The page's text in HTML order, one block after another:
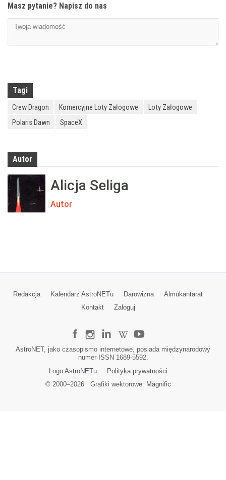
Masz pytanie? Napisz do nas
Tagi
Crew Dragon Komercyjne Loty Załogowe
Loty Załogowe
Polaris Dawn
SpaceX
Autor
Alicja Seliga
Autor
Redakcja Kalendarz AstroNETu Darowizna
Almukantarat
Kontakt
Zaloguj
AstroNET, jako czasopismo internetowe, posiada międzynarodowy
numer ISSN 1689-5592.
Logo AstroNETu
Polityka prywatności
© 2000–2026Grafiki wektorowe: Magnific